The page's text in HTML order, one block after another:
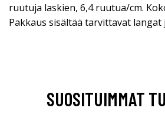
ruutuja laskien, 6,4 ruutua/cm.
Pakkaus sisältää tarvittavat langat
SUOSITUIMMAT